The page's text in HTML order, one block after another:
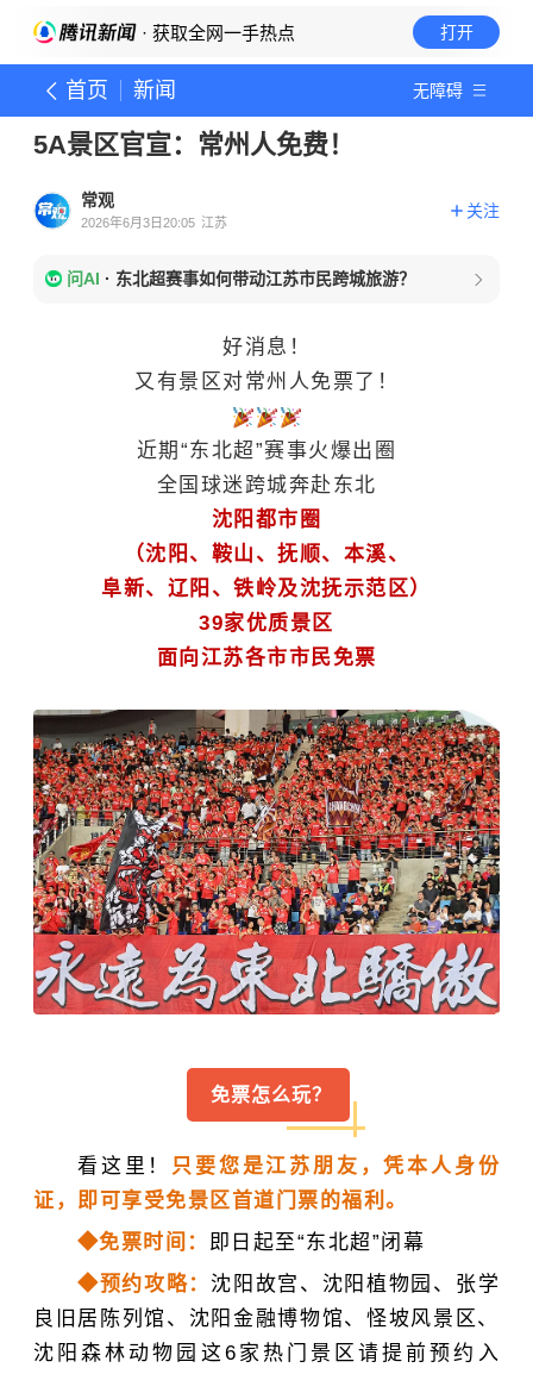
· 获取全网一手热点 打开
首页 新闻 无障碍
5A景区官宣：常州人免费！
常观
2026年6月3日20:05 江苏
关注
问AI · 东北超赛事如何带动江苏市民跨城旅游？
好消息！
又有景区对常州人免票了！
近期“东北超”赛事火爆出圈
全国球迷跨城奔赴东北
沈阳都市圈
（沈阳、鞍山、抚顺、本溪、
阜新、辽阳、铁岭及沈抚示范区）
39家优质景区
面向江苏各市市民免票
免票怎么玩？
看这里！ 只要您是江苏朋友，凭本人身份
证，即可享受免景区首道门票的福利。
◆免票时间 ： 即日起至“东北超”闭幕
◆预约攻略： 沈阳故宫、 沈阳植物园 、张学
良旧居陈列馆、沈阳金融博物馆、怪坡风景区、
沈阳森林动物园这6家热门景区请提前预约入